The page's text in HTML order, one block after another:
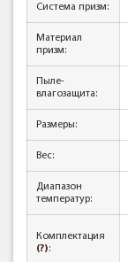
Система призм:
Материал
призм:
Пыле-
влагозащита:
Размеры:
Вес:
Диапазон
температур:
Комплектация
(?):